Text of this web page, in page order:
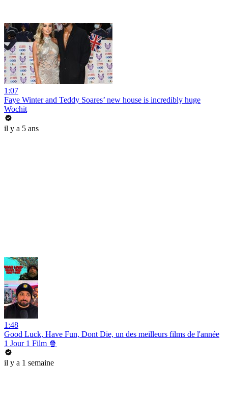
1:07
Faye Winter and Teddy Soares’ new house is incredibly huge
Wochit
il y a 5 ans
1:48
Good Luck, Have Fun, Dont Die, un des meilleurs films de l'année
1 Jour 1 Film 🍿
il y a 1 semaine